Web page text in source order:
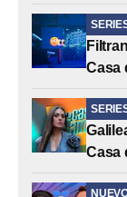
Casa
Casa